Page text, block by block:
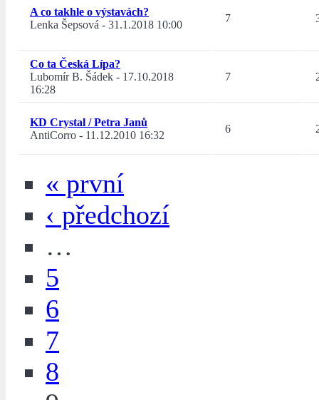
A co takhle o výstavách?
Lenka Šepsová - 31.1.2018 10:00
7
Co ta Česká Lípa?
Lubomír B. Šádek - 17.10.2018
16:28
7
KD Crystal / Petra Janů
AntiCorro - 11.12.2010 16:32
6
« první
‹ předchozí
…
5
6
7
8